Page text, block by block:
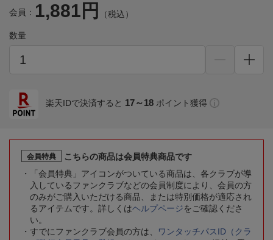
会員： 1,881円 （税込）
数量
楽天IDで決済すると 17～18 ポイント獲得
会員特典
こちらの商品は会員特典商品です
「会員特典」アイコンがついている商品は、各クラブが導
入しているファンクラブなどの会員制度により、会員の方
のみがご購入いただける商品、または特別価格が適応され
るアイテムです。詳しくはヘルプページをご確認くださ
い。
すでにファンクラブ会員の方は、
ワンタッチパスID（クラ